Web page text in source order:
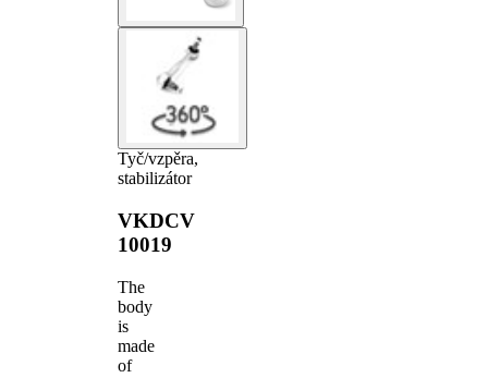
Tyč/vzpěra,
stabilizátor
VKDCV
10019
The
body
is
made
of